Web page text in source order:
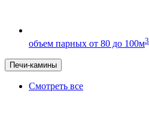
объем парных от 80 до 100м3
Печи-камины
Смотреть все